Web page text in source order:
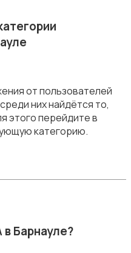
от пользователей
них найдётся то,
этого перейдите в
категорию.
Барнауле?